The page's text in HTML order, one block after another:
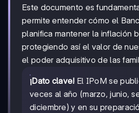
Este documento es
permite entender cómo el
planifica mantener la inflación
protegiendo así el valor de
el poder adquisitivo de las
¡Dato clave! El IPoM se
veces al año (marzo, junio,
diciembre) y en su